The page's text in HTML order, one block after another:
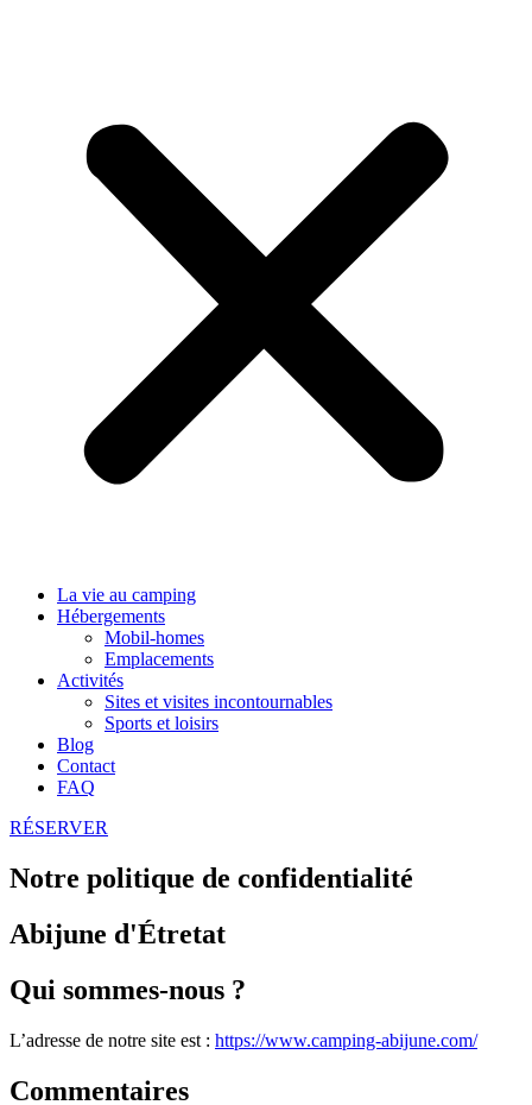
La vie au camping
Hébergements
Mobil-homes
Emplacements
Activités
Sites et visites incontournables
Sports et loisirs
Blog
Contact
FAQ
RÉSERVER
Notre politique de confidentialité
Abijune d'Étretat
Qui sommes-nous ?
L’adresse de notre site est : https://www.camping-abijune.com/
Commentaires